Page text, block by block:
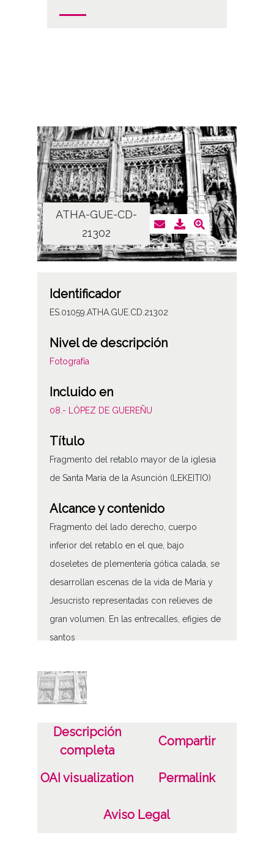
ATHA-GUE-CD-
21302
Identificador
ES.01059.ATHA.GUE.CD.21302
Nivel de descripción
Fotografía
Incluido en
08.- LÓPEZ DE GUEREÑU
Título
Fragmento del retablo mayor de la iglesia
de Santa María de la Asunción (LEKEITIO)
Alcance y contenido
Fragmento del lado derecho, cuerpo
inferior del retablo en el que, bajo
doseletes de plementería gótica calada, se
desarrollan escenas de la vida de María y
Jesucristo representadas con relieves de
gran volumen. En las entrecalles, efigies de
santos
de Santa María de la Asunción de Lequeitio
Tipo de contenido
Características del soporte
Tipo de imagen: Positivos Imagen Final:
Descripción
completa
Compartir
OAI visualization Permalink
Aviso Legal